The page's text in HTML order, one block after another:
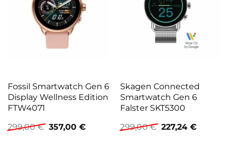
Fossil Smartwatch Gen 6
Display Wellness Edition
FTW4071
299,00€ Ursprünglicher
Preis
357,00 €Aktueller
Skagen Connected
Smartwatch Gen 6
Falster SKT5300
299,00€ Ursprünglicher
Preis
227,24 €